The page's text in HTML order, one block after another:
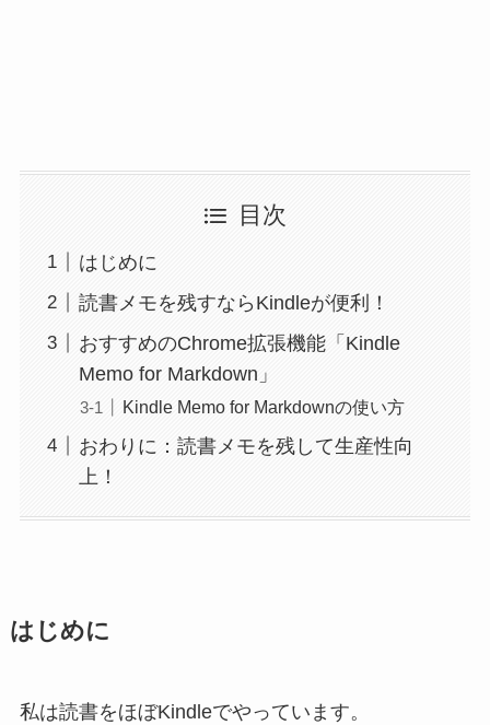
目次
はじめに
読書メモを残すならKindleが便利！
おすすめのChrome拡張機能「Kindle
Memo for Markdown」
Kindle Memo for Markdownの使い方
おわりに：読書メモを残して生産性向
上！
はじめに
私は読書をほぼKindleでやっています。